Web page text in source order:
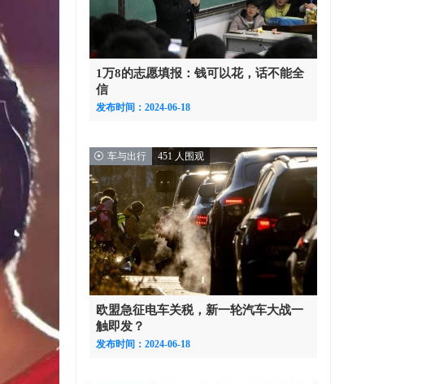
1万8的志愿填报：钱可以花，话不能全
信
发布时间：2024-06-18
车与出行 451 人围观
欧盟急征电车关税，新一轮汽车大战一
触即发？
发布时间：2024-06-18